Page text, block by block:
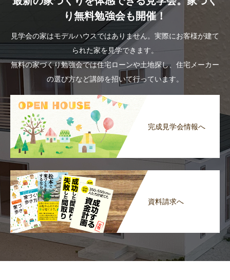
り無料勉強会も開催！
見学会の家はモデルハウスではありません。実際にお客様が建て
られた家を見学できます。
無料の家づくり勉強会では住宅ローンや土地探し、住宅メーカー
の選び方など講師を招いて行っています。
完成見学会情報へ
資料請求へ